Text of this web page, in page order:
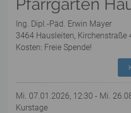
Pfarrgarten
Ing. Dipl.-Päd. Erwin Mayer
3464 Hausleiten, Kirchenstraße
Kosten: Freie Spende!
Mi. 07.01.2026, 12:30 - Mi.
Kurstage